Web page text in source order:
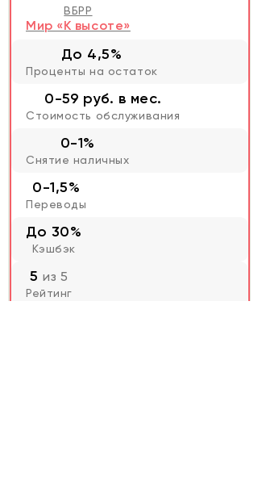
ВБРР
Мир «К высоте»
До 4,5%
Проценты на остаток
0-59 руб. в мес.
Стоимость обслуживания
0-1%
Снятие наличных
0-1,5%
Переводы
До 30%
Кэшбэк
5из 5
Рейтинг